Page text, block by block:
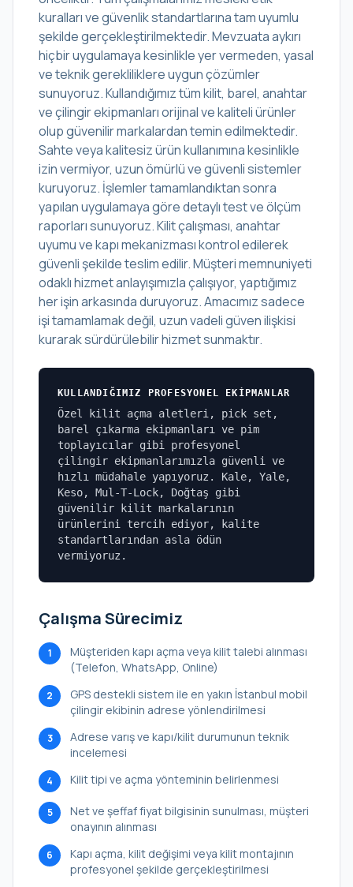
kuralları ve güvenlik standartlarına tam uyumlu
şekilde gerçekleştirilmektedir. Mevzuata aykırı
hiçbir uygulamaya kesinlikle yer vermeden, yasal
ve teknik gerekliliklere uygun çözümler
sunuyoruz. Kullandığımız tüm kilit, barel, anahtar
ve çilingir ekipmanları orijinal ve kaliteli ürünler
olup güvenilir markalardan temin edilmektedir.
Sahte veya kalitesiz ürün kullanımına kesinlikle
izin vermiyor, uzun ömürlü ve güvenli sistemler
kuruyoruz. İşlemler tamamlandıktan sonra
yapılan uygulamaya göre detaylı test ve ölçüm
raporları sunuyoruz. Kilit çalışması, anahtar
uyumu ve kapı mekanizması kontrol edilerek
güvenli şekilde teslim edilir. Müşteri memnuniyeti
odaklı hizmet anlayışımızla çalışıyor, yaptığımız
her işin arkasında duruyoruz. Amacımız sadece
işi tamamlamak değil, uzun vadeli güven ilişkisi
kurarak sürdürülebilir hizmet sunmaktır.
KULLANDIĞIMIZ PROFESYONEL EKIPMANLAR
Özel kilit açma aletleri, pick set,
barel çıkarma ekipmanları ve pim
toplayıcılar gibi profesyonel
çilingir ekipmanlarımızla güvenli ve
hızlı müdahale yapıyoruz. Kale, Yale,
Keso, Mul-T-Lock, Doğtaş gibi
güvenilir kilit markalarının
ürünlerini tercih ediyor, kalite
standartlarından asla ödün
vermiyoruz.
Çalışma Sürecimiz
1
Müşteriden kapı açma veya kilit talebi alınması
(Telefon, WhatsApp, Online)
2
GPS destekli sistem ile en yakın İstanbul mobil
çilingir ekibinin adrese yönlendirilmesi
3
Adrese varış ve kapı/kilit durumunun teknik
incelemesi
4 Kilit tipi ve açma yönteminin belirlenmesi
5
Net ve şeffaf fiyat bilgisinin sunulması, müşteri
onayının alınması
6
Kapı açma, kilit değişimi veya kilit montajının
profesyonel şekilde gerçekleştirilmesi